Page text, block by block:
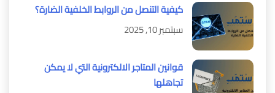
كيفية التنصل من الروابط الخلفية الضارة؟
سبتمبر 10, 2025
قوانين المتاجر الالكترونية التي لا يمكن
تجاهلها